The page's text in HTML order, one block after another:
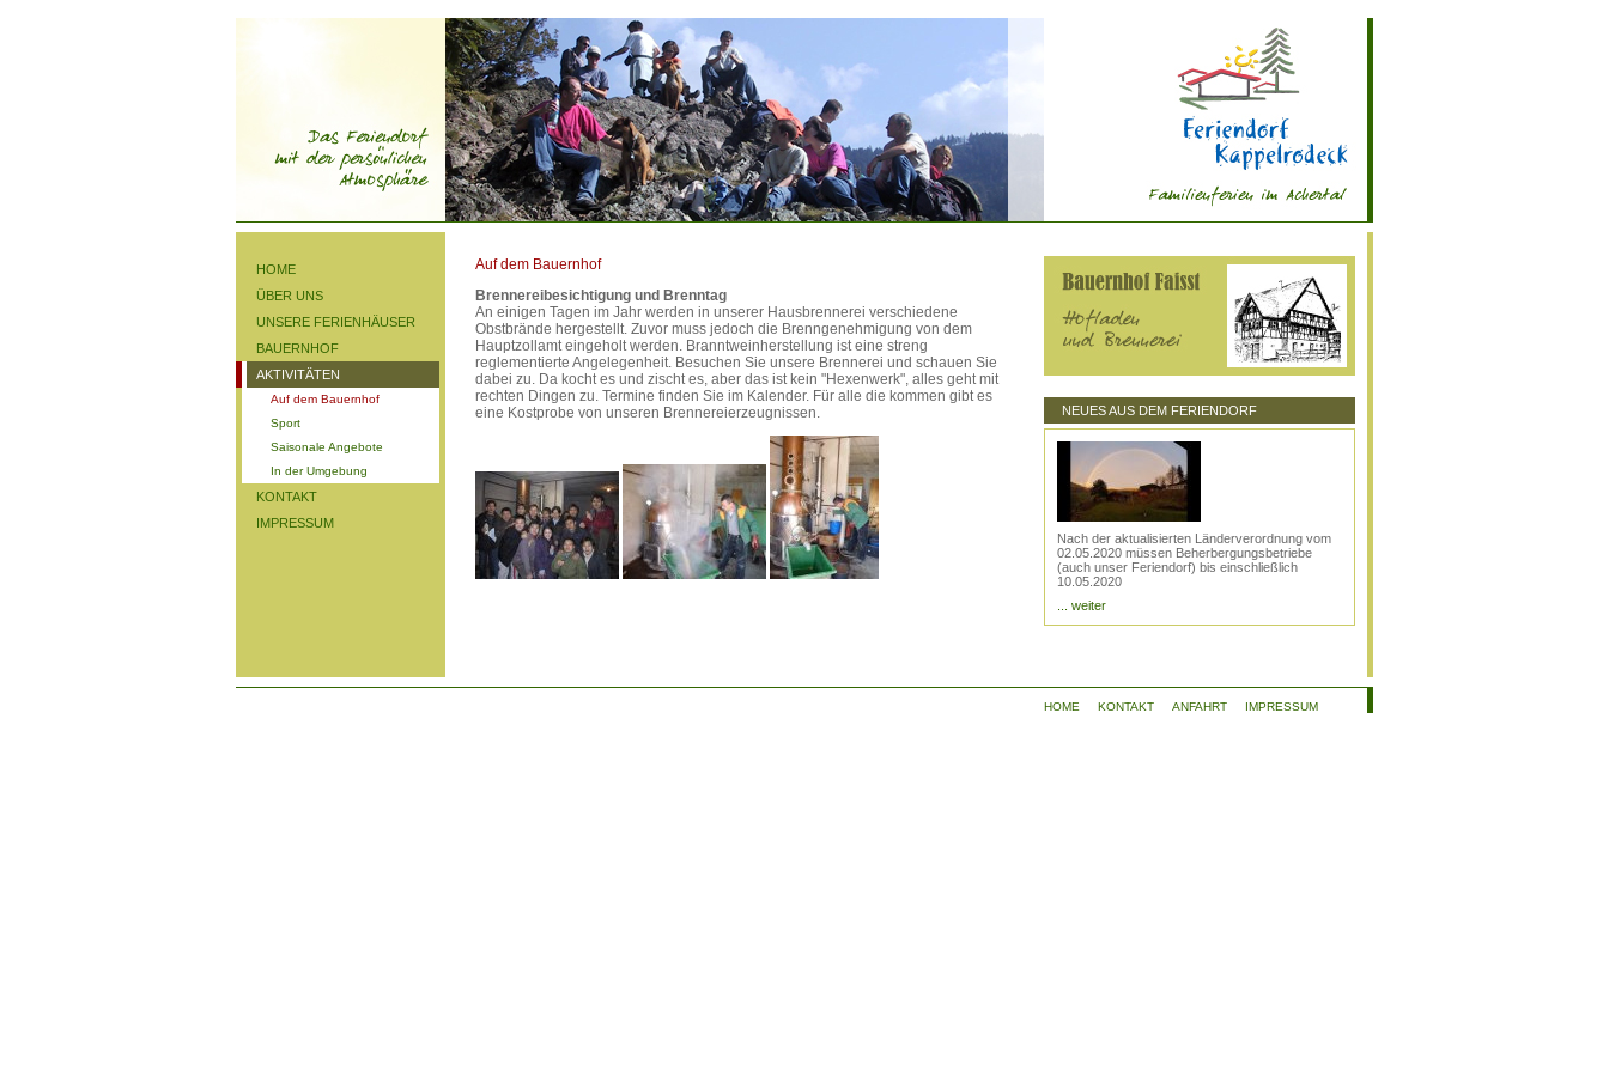
HOME
ÜBER UNS
UNSERE FERIENHÄUSER
BAUERNHOF
AKTIVITÄTEN
Auf dem Bauernhof
Sport
Saisonale Angebote
In der Umgebung
KONTAKT
IMPRESSUM
Auf dem Bauernhof
Brennereibesichtigung und Brenntag
An einigen Tagen im Jahr werden in unserer Hausbrennerei verschiedene
Obstbrände hergestellt. Zuvor muss jedoch die Brenngenehmigung von dem
Hauptzollamt eingeholt werden. Branntweinherstellung ist eine streng
reglementierte Angelegenheit. Besuchen Sie unsere Brennerei und schauen Sie
dabei zu. Da kocht es und zischt es, aber das ist kein "Hexenwerk", alles geht mit
rechten Dingen zu. Termine finden Sie im Kalender. Für alle die kommen gibt es
eine Kostprobe von unseren Brennereierzeugnissen.
NEUES AUS DEM FERIENDORF
Nach der aktualisierten Länderverordnung vom
02.05.2020 müssen Beherbergungsbetriebe
(auch unser Feriendorf) bis einschließlich
10.05.2020
... weiter
HOME KONTAKT ANFAHRT IMPRESSUM